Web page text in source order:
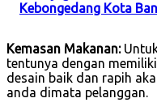
Kebongedang Kota
Kemasan Makanan:
tentunya dengan
desain baik dan rapih
anda dimata pelanggan.